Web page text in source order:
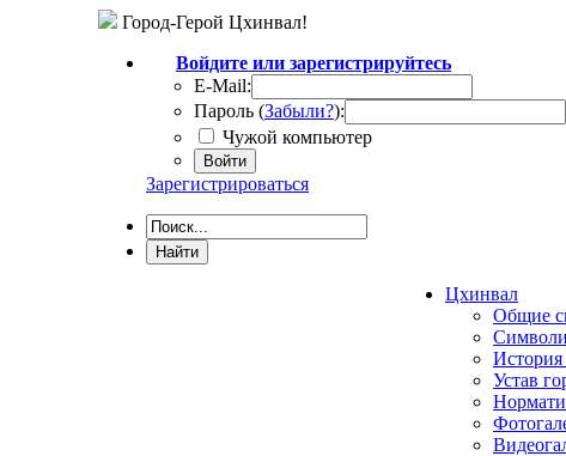
Город-Герой Цхинвал!
Войдите или зарегистрируйтесь
E-Mail:
Пароль (Забыли?):
Чужой компьютер
Войти
Зарегистрироваться
Цхинвал
Общие
Устав